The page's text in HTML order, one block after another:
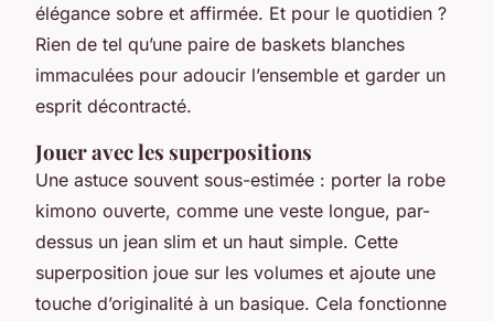
élégance sobre et affirmée. Et pour le quotidien ?
Rien de tel qu’une paire de baskets blanches
immaculées pour adoucir l’ensemble et garder un
esprit décontracté.
Jouer avec les superpositions
Une astuce souvent sous-estimée : porter la robe
kimono ouverte, comme une veste longue, par-
dessus un jean slim et un haut simple. Cette
superposition joue sur les volumes et ajoute une
touche d’originalité à un basique. Cela fonctionne